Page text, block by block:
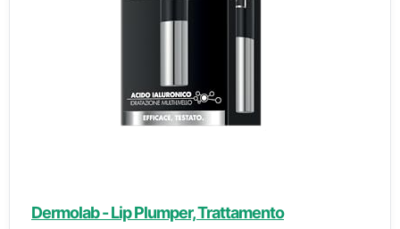
Dermolab - Lip Plumper, Trattamento